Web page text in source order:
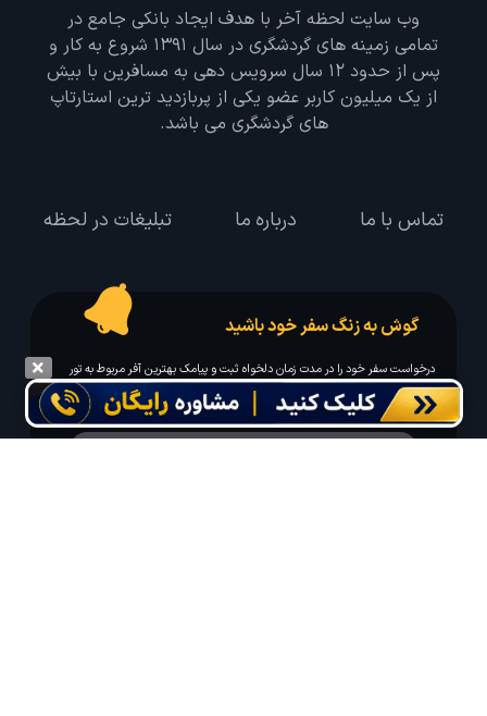
وب سایت لحظه آخر با هدف ایجاد بانکی جامع در
تمامی زمینه های گردشگری در سال 1391 شروع به کار و
پس از حدود 12 سال سرویس دهی به مسافرین با بیش
از یک میلیون کاربر عضو یکی از پربازدید ترین استارتاپ
های گردشگری می باشد.
تماس با ما درباره ما تبلیغات در لحظه
گوش به زنگ سفر خود باشید
درخواست سفر خود را در مدت زمان دلخواه ثبت و پیامک بهترین آفر مربوط به تور
درخواستی خود را دریافت نمایید